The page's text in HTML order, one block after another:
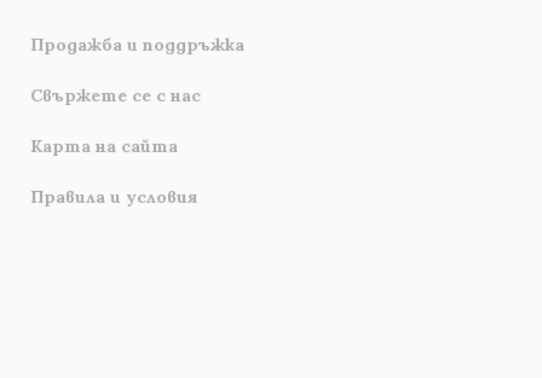
Продажба и поддръжка
Свържете се с нас
Карта на сайта
Правила и условия